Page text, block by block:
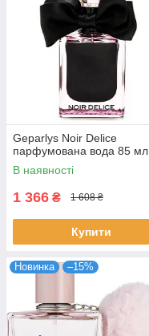
Geparlys Noir Delice
парфумована вода 85 мл
В наявності
1 366 ₴ 1 608 ₴
Купити
Новинка –15%